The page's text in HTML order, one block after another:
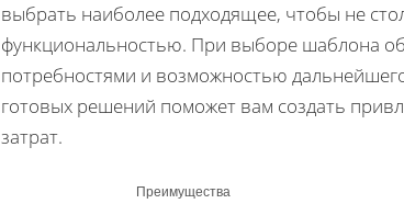
выбрать наиболее подходящее, чтобы не
функциональностью. При выборе шаблона
потребностями и возможностью
готовых решений поможет вам создать
затрат.
Преимущества